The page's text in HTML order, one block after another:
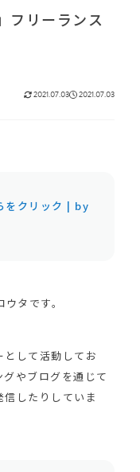
フリーランス
2021.07.03 2021.07.03
をクリック | by
タです。
して活動してお
やブログを通じて
したりしていま